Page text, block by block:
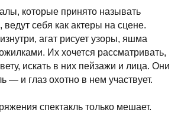
которые принято называть
себя как актеры на сцене.
агат рисует узоры, яшма
Их хочется рассматривать,
искать в них пейзажи и лица. Они
— и глаз охотно в нем участвует.
спектакль только мешает.